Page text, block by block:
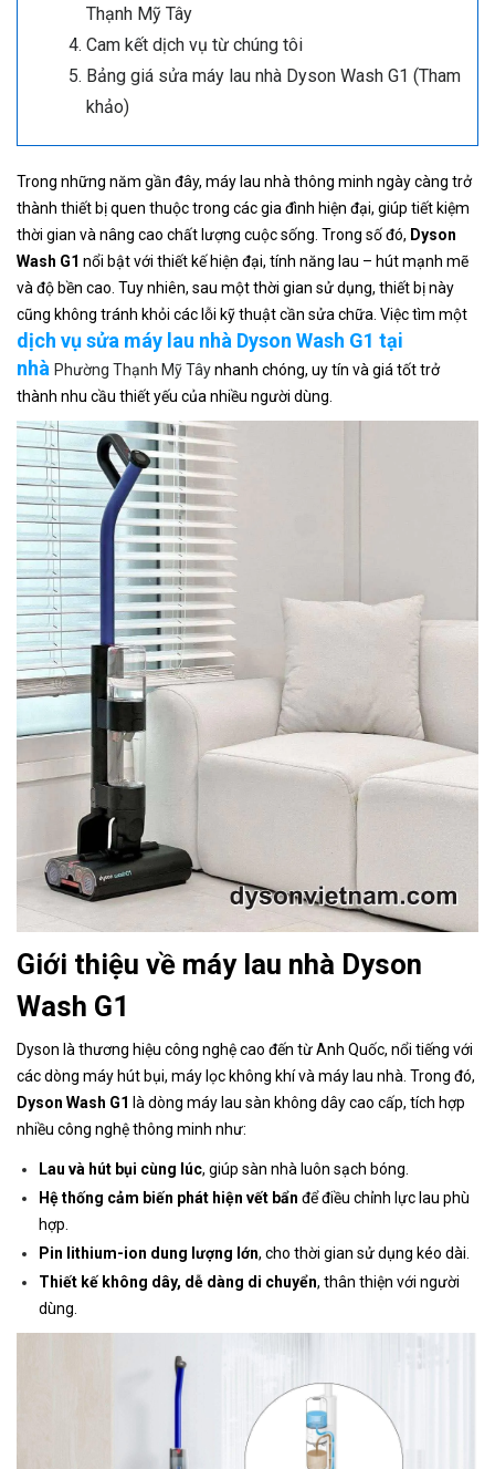
Thạnh Mỹ Tây
Cam kết dịch vụ từ chúng tôi
Bảng giá sửa máy lau nhà Dyson Wash G1 (Tham
khảo)
Trong những năm gần đây, máy lau nhà thông minh ngày càng trở
thành thiết bị quen thuộc trong các gia đình hiện đại, giúp tiết kiệm
thời gian và nâng cao chất lượng cuộc sống. Trong số đó, Dyson
Wash G1 nổi bật với thiết kế hiện đại, tính năng lau – hút mạnh mẽ
và độ bền cao. Tuy nhiên, sau một thời gian sử dụng, thiết bị này
cũng không tránh khỏi các lỗi kỹ thuật cần sửa chữa. Việc tìm một
dịch vụ sửa máy lau nhà Dyson Wash G1 tại
nhà Phường Thạnh Mỹ Tâynhanh chóng, uy tín và giá tốt trở
thành nhu cầu thiết yếu của nhiều người dùng.
Giới thiệu về máy lau nhà Dyson
Wash G1
Dyson là thương hiệu công nghệ cao đến từ Anh Quốc, nổi tiếng với
các dòng máy hút bụi, máy lọc không khí và máy lau nhà. Trong đó,
Dyson Wash G1 là dòng máy lau sàn không dây cao cấp, tích hợp
nhiều công nghệ thông minh như:
Lau và hút bụi cùng lúc, giúp sàn nhà luôn sạch bóng.
Hệ thống cảm biến phát hiện vết bẩn để điều chỉnh lực lau phù
hợp.
Pin lithium-ion dung lượng lớn, cho thời gian sử dụng kéo dài.
Thiết kế không dây, dễ dàng di chuyển, thân thiện với người
dùng.